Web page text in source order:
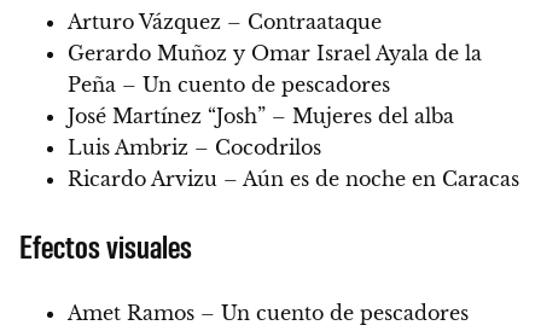
Arturo Vázquez – Contraataque
Gerardo Muñoz y Omar Israel Ayala de la
Peña – Un cuento de pescadores
José Martínez “Josh” – Mujeres del alba
Luis Ambriz – Cocodrilos
Ricardo Arvizu – Aún es de noche en Caracas
Efectos visuales
Amet Ramos – Un cuento de pescadores